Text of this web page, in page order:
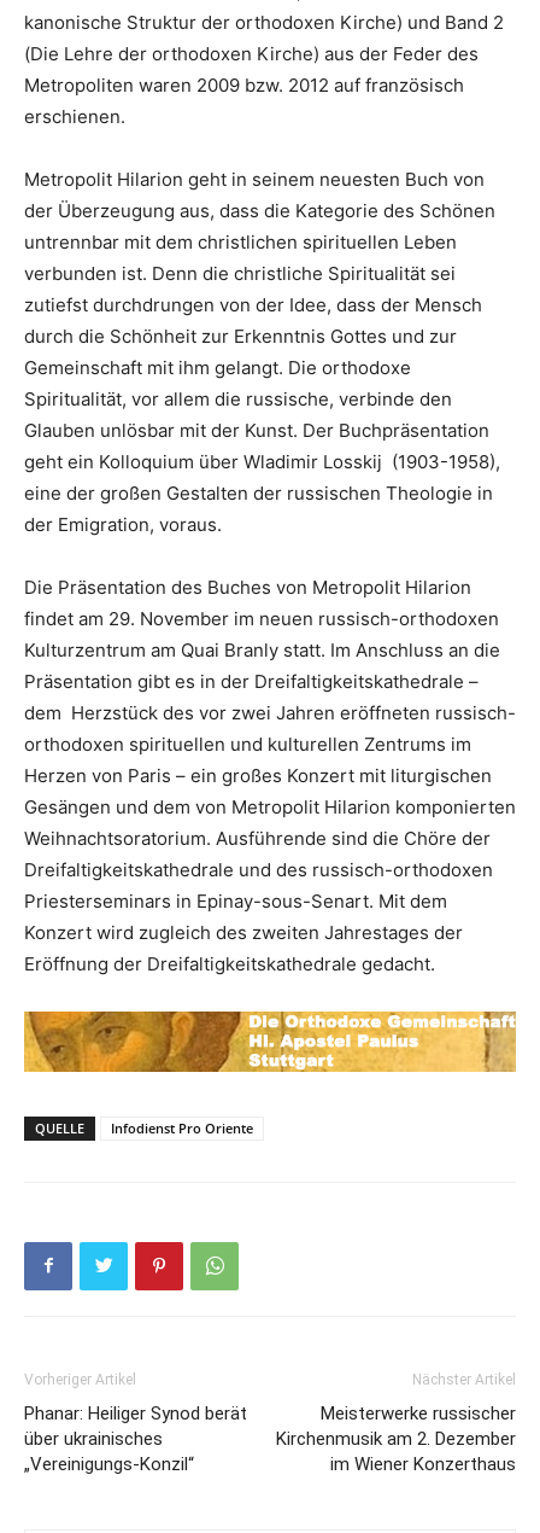
kanonische Struktur der orthodoxen Kirche) und Band 2
(Die Lehre der orthodoxen Kirche) aus der Feder des
Metropoliten waren 2009 bzw. 2012 auf französisch
erschienen.
Metropolit Hilarion geht in seinem neuesten Buch von
der Überzeugung aus, dass die Kategorie des Schönen
untrennbar mit dem christlichen spirituellen Leben
verbunden ist. Denn die christliche Spiritualität sei
zutiefst durchdrungen von der Idee, dass der Mensch
durch die Schönheit zur Erkenntnis Gottes und zur
Gemeinschaft mit ihm gelangt. Die orthodoxe
Spiritualität, vor allem die russische, verbinde den
Glauben unlösbar mit der Kunst. Der Buchpräsentation
geht ein Kolloquium über Wladimir Losskij (1903-1958),
eine der großen Gestalten der russischen Theologie in
der Emigration, voraus.
Die Präsentation des Buches von Metropolit Hilarion
findet am 29. November im neuen russisch-orthodoxen
Kulturzentrum am Quai Branly statt. Im Anschluss an die
Präsentation gibt es in der Dreifaltigkeitskathedrale –
dem Herzstück des vor zwei Jahren eröffneten russisch-
orthodoxen spirituellen und kulturellen Zentrums im
Herzen von Paris – ein großes Konzert mit liturgischen
Gesängen und dem von Metropolit Hilarion komponierten
Weihnachtsoratorium. Ausführende sind die Chöre der
Dreifaltigkeitskathedrale und des russisch-orthodoxen
Priesterseminars in Epinay-sous-Senart. Mit dem
Konzert wird zugleich des zweiten Jahrestages der
Eröffnung der Dreifaltigkeitskathedrale gedacht.
QUELLE Infodienst Pro Oriente
Vorheriger Artikel
Phanar: Heiliger Synod berät
über ukrainisches
„Vereinigungs-Konzil“
Nächster Artikel
Meisterwerke russischer
Kirchenmusik am 2. Dezember
im Wiener Konzerthaus